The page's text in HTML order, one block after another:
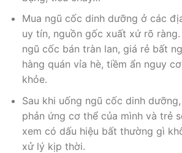
Mua ngũ cốc dinh dưỡng ở các
uy tín, nguồn gốc xuất xứ rõ ràng.
ngũ cốc bán tràn lan, giá rẻ bất
hàng quán vỉa hè, tiềm ẩn nguy
khỏe.
Sau khi uống ngũ cốc dinh
phản ứng cơ thể của mình và trẻ
xem có dấu hiệu bất thường gì
xử lý kịp thời.